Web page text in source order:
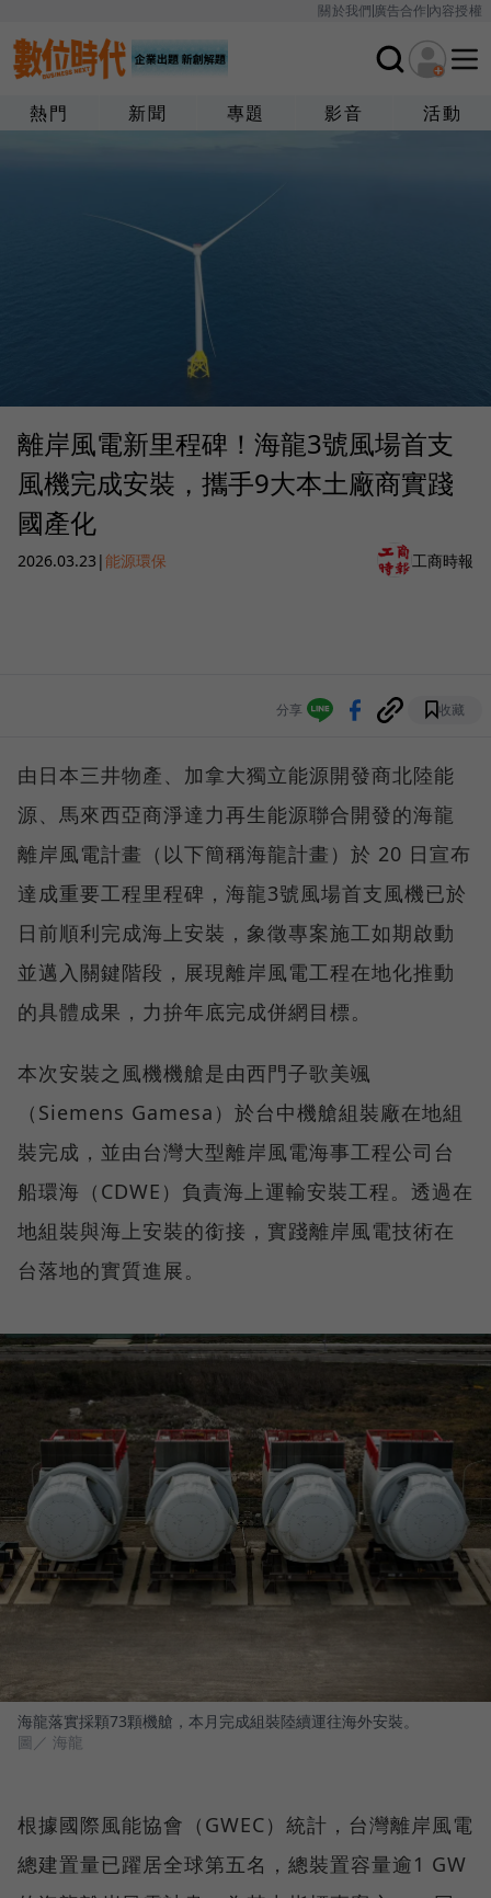
關於我們廣告合作內容授權
熱門 新聞 專題 影音 活動
離岸風電新里程碑！海龍3號風場首支
風機完成安裝，攜手9大本土廠商實踐
國產化
2026.03.23 |能源環保 工商時報
分享 收藏
由日本三井物產、加拿大獨立能源開發商北陸能
源、馬來西亞商淨達力再生能源聯合開發的海龍
離岸風電計畫（以下簡稱海龍計畫）於 20 日宣布
達成重要工程里程碑，海龍3號風場首支風機已於
日前順利完成海上安裝，象徵專案施工如期啟動
並邁入關鍵階段，展現離岸風電工程在地化推動
的具體成果，力拚年底完成併網目標。
本次安裝之風機機艙是由西門子歌美颯
（Siemens Gamesa）於台中機艙組裝廠在地組
裝完成，並由台灣大型離岸風電海事工程公司台
船環海（CDWE）負責海上運輸安裝工程。透過在
地組裝與海上安裝的銜接，實踐離岸風電技術在
台落地的實質進展。
海龍落實採顆73顆機艙，本月完成組裝陸續運往海外安裝。
圖／ 海龍
根據國際風能協會（GWEC）統計，台灣離岸風電
總建置量已躍居全球第五名，總裝置容量逾1 GW